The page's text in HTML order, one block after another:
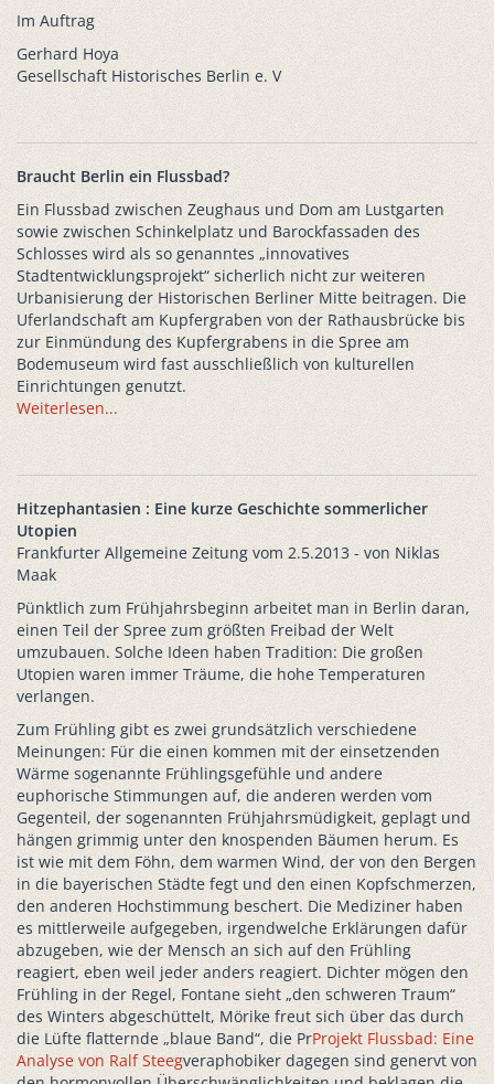
Im Auftrag
Gerhard Hoya
Gesellschaft Historisches Berlin e. V
Braucht Berlin ein Flussbad?
Ein Flussbad zwischen Zeughaus und Dom am Lustgarten
sowie zwischen Schinkelplatz und Barockfassaden des
Schlosses wird als so genanntes „innovatives
Stadtentwicklungsprojekt“ sicherlich nicht zur weiteren
Urbanisierung der Historischen Berliner Mitte beitragen. Die
Uferlandschaft am Kupfergraben von der Rathausbrücke bis
zur Einmündung des Kupfergrabens in die Spree am
Bodemuseum wird fast ausschließlich von kulturellen
Einrichtungen genutzt.
Weiterlesen...
Hitzephantasien : Eine kurze Geschichte sommerlicher
Utopien
Frankfurter Allgemeine Zeitung vom 2.5.2013 - von Niklas
Maak
Pünktlich zum Frühjahrsbeginn arbeitet man in Berlin daran,
einen Teil der Spree zum größten Freibad der Welt
umzubauen. Solche Ideen haben Tradition: Die großen
Utopien waren immer Träume, die hohe Temperaturen
verlangen.
Zum Frühling gibt es zwei grundsätzlich verschiedene
Meinungen: Für die einen kommen mit der einsetzenden
Wärme sogenannte Frühlingsgefühle und andere
euphorische Stimmungen auf, die anderen werden vom
Gegenteil, der sogenannten Frühjahrsmüdigkeit, geplagt und
hängen grimmig unter den knospenden Bäumen herum. Es
ist wie mit dem Föhn, dem warmen Wind, der von den Bergen
in die bayerischen Städte fegt und den einen Kopfschmerzen,
den anderen Hochstimmung beschert. Die Mediziner haben
es mittlerweile aufgegeben, irgendwelche Erklärungen dafür
abzugeben, wie der Mensch an sich auf den Frühling
reagiert, eben weil jeder anders reagiert. Dichter mögen den
Frühling in der Regel, Fontane sieht „den schweren Traum“
des Winters abgeschüttelt, Mörike freut sich über das durch
die Lüfte flatternde „blaue Band“, die PrProjekt Flussbad: Eine
Analyse von Ralf Steegveraphobiker dagegen sind genervt von